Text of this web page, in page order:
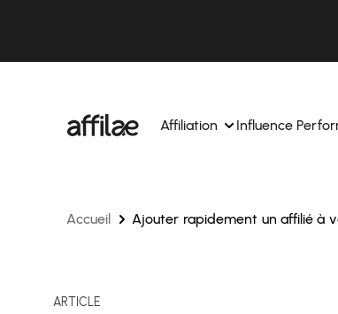
Affiliation
Gérez vos campagnes, vos
Influence
Gérez vos
Accueil Ajouter rapidement un affilié à
ARTICLE